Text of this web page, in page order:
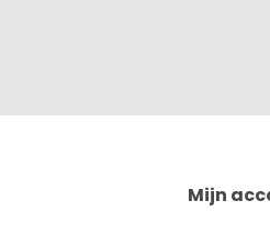
Mijn